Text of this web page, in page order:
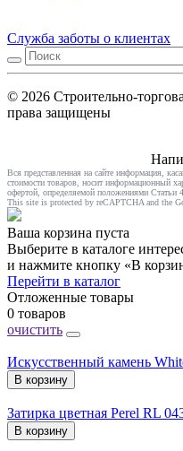
Служба заботы о клиентах
© 2026 Строительно-
права защищены
Вся представленная на сайте информация,
стоимости товаров, носит информационный
офертой, определяемой положениями Статьи
This site is protected by reCAPTCHA and the
Ваша корзина пуста
Выберите в каталоге
и нажмите кнопку «В
Перейти в каталог
Отложенные товары
0 товаров
очистить
Искусственный камень
В корзину
Затирка цветная Perel RL
В корзину